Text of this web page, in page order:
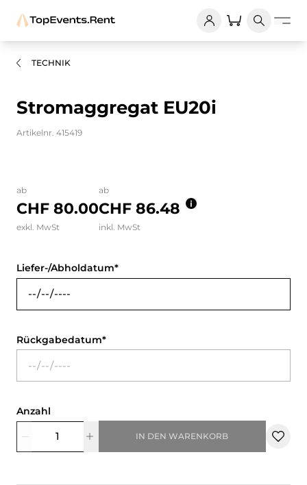
TECHNIK
Stromaggregat EU20i
Artikelnr. 415419
ab
CHF 80.00
exkl. MwSt
ab
CHF 86.48
inkl. MwSt
Liefer-/Abholdatum
Rückgabedatum
Anzahl
IN DEN WARENKORB